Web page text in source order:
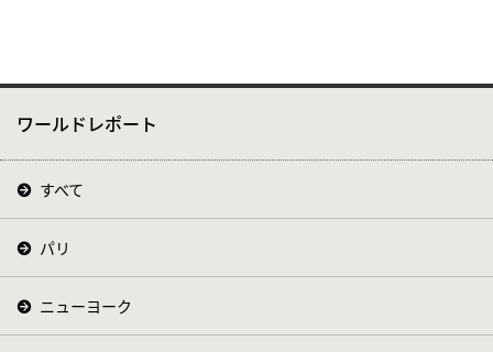
ワールドレポート
すべて
パリ
ニューヨーク